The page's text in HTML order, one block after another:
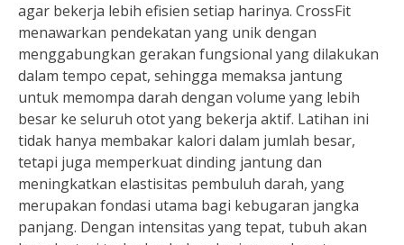
agar bekerja lebih efisien setiap harinya. CrossFit
menawarkan pendekatan yang unik dengan
menggabungkan gerakan fungsional yang dilakukan
dalam tempo cepat, sehingga memaksa jantung
untuk memompa darah dengan volume yang lebih
besar ke seluruh otot yang bekerja aktif. Latihan ini
tidak hanya membakar kalori dalam jumlah besar,
tetapi juga memperkuat dinding jantung dan
meningkatkan elastisitas pembuluh darah, yang
merupakan fondasi utama bagi kebugaran jangka
panjang. Dengan intensitas yang tepat, tubuh akan